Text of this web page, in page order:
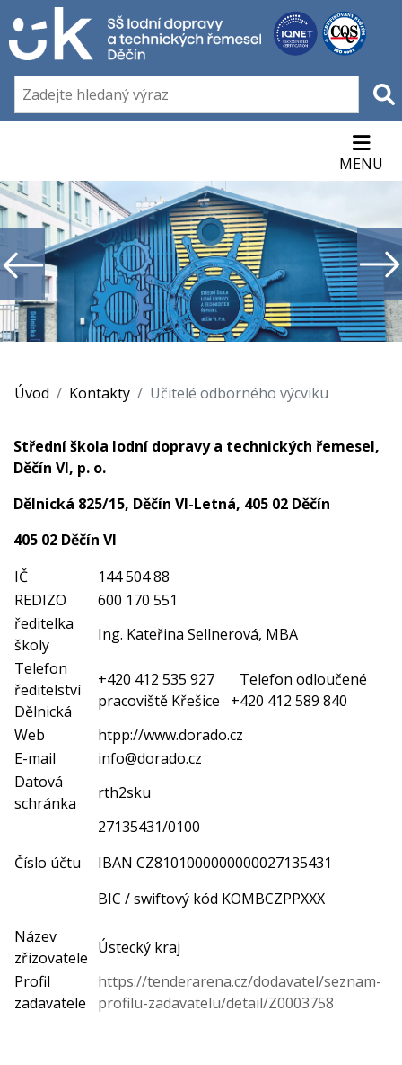
MENU
Úvod Kontakty Učitelé odborného výcviku
Střední škola lodní dopravy a technických řemesel,
Děčín VI, p. o.
Dělnická 825/15, Děčín VI-Letná, 405 02 Děčín
405 02 Děčín VI
IČ
144 504 88
REDIZO
600 170 551
ředitelka
školy
Ing. Kateřina Sellnerová, MBA
Telefon
ředitelství
Dělnická
+420 412 535 927 Telefon odloučené
pracoviště Křešice +420 412 589 840
Web
htpp://www.dorado.cz
E-mail
info@dorado.cz
Datová
schránka
rth2sku
Číslo účtu
27135431/0100
IBAN CZ8101000000000027135431
BIC / swiftový kód KOMBCZPPXXX
Název
zřizovatele
Ústecký kraj
Profil
zadavatele
https://tenderarena.cz/dodavatel/seznam-
profilu-zadavatelu/detail/Z0003758